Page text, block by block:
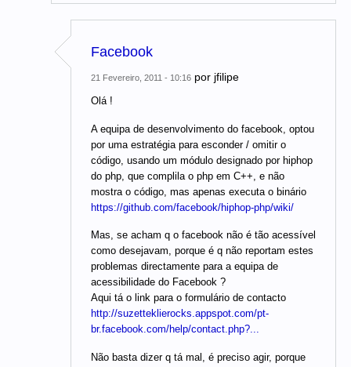
Facebook
21 Fevereiro, 2011 - 10:16 por jfilipe
Olá !
A equipa de desenvolvimento do facebook, optou
por uma estratégia para esconder / omitir o
código, usando um módulo designado por hiphop
do php, que complila o php em C++, e não
mostra o código, mas apenas executa o binário
https://github.com/facebook/hiphop-php/wiki/
Mas, se acham q o facebook não é tão acessível
como desejavam, porque é q não reportam estes
problemas directamente para a equipa de
acessibilidade do Facebook ?
Aqui tá o link para o formulário de contacto
http://suzetteklierocks.appspot.com/pt-
br.facebook.com/help/contact.php?...
Não basta dizer q tá mal, é preciso agir, porque